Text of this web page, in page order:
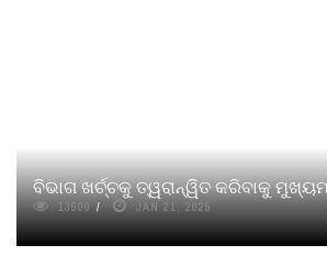
ବିଭାଗ ଖର୍ଚ୍ଚକୁ ତ୍ୱରାନ୍ୱିତ କରିବାକୁ
13600 JAN 21, 2025